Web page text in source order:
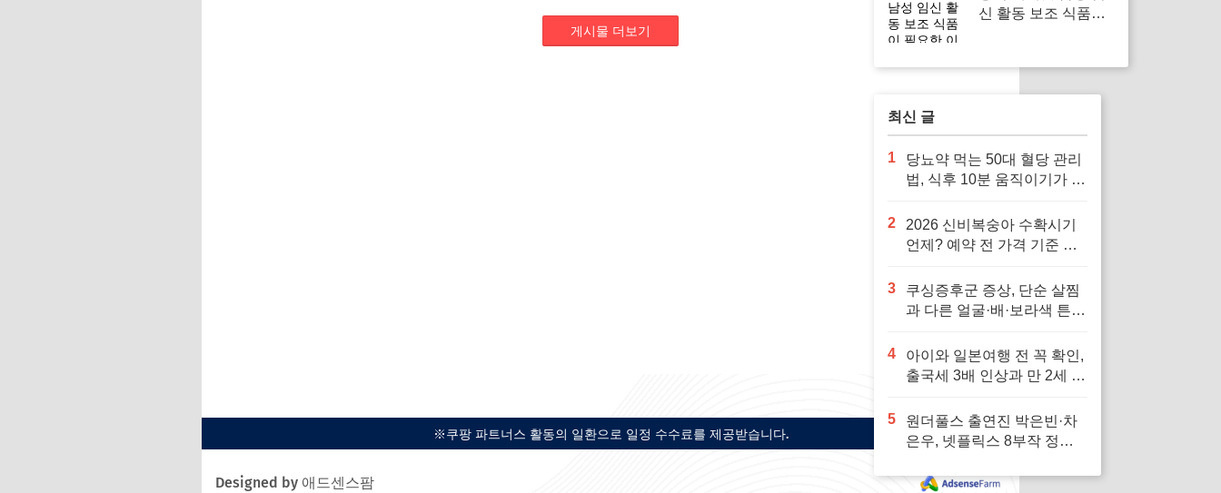
게시물 더보기
※쿠팡 파트너스 활동의 일환으로 일정 수수료를 제공받습니다.
Designed by 애드센스팜
신 활동 보조 식품이
영양소를 지원하기
때문입니다.
최신 글
1
당뇨약 먹는 50대 혈당 관리
법, 식후 10분 움직이기가 답
2
2026 신비복숭아 수확시기
언제? 예약 전 가격 기준 모
3
쿠싱증후군 증상, 단순 살찜
과 다른 얼굴·배·보라색 튼살
4
아이와 일본여행 전 꼭 확인,
출국세 3배 인상과 만 2세 미
5
원더풀스 출연진 박은빈·차
은우, 넷플릭스 8부작 정보